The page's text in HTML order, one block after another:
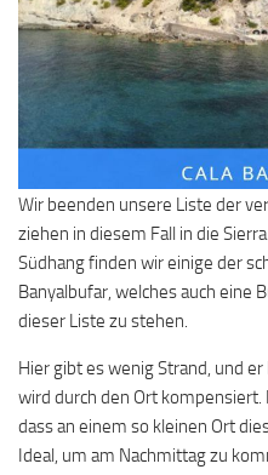
Wir beenden unsere Liste der
ziehen in diesem Fall in die
Südhang finden wir einige der
Banyalbufar, welches auch eine
dieser Liste zu stehen.
Hier gibt es wenig Strand, und
wird durch den Ort kompensiert.
dass an einem so kleinen Ort
Ideal, um am Nachmittag zu